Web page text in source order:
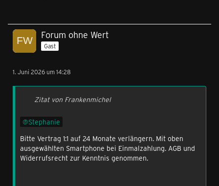
Forum ohne Wert
Gast
1. Juni 2026 um 14:28
Zitat von Frankenmichel
Stephanie
Bitte Vertrag 1:1 auf 24 Monate verlängern. Mit oben
ausgewählten Smartphone bei Einmalzahlung. AGB und
Widerrufsrecht zur Kenntnis genommen.